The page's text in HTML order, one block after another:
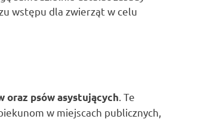
wstępu dla zwierząt w celu
oraz psów asystujących . Te
w miejscach publicznych,